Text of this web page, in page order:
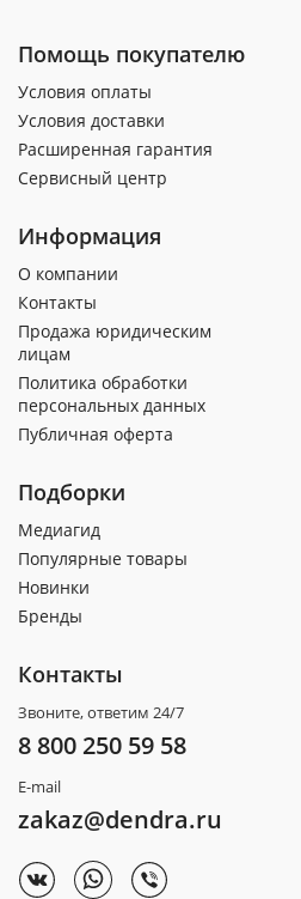
Помощь покупателю
Условия оплаты
Условия доставки
Расширенная гарантия
Сервисный центр
Информация
О компании
Контакты
Продажа юридическим
лицам
Политика обработки
персональных данных
Публичная оферта
Подборки
Медиагид
Популярные товары
Новинки
Бренды
Контакты
Звоните, ответим 24/7
8 800 250 59 58
E-mail
zakaz@dendra.ru